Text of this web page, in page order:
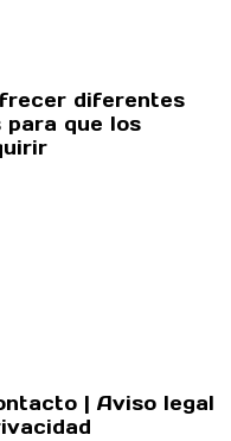
diferentes
para que los
| Aviso legal